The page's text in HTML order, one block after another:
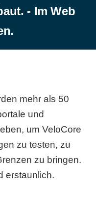
- Im Web
mehr als 50
und
um VeloCore
zu testen, zu
zu bringen.
erstaunlich.